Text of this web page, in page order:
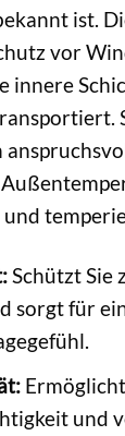
ist.
vor
innere
Schützt Sie
sorgt für
und